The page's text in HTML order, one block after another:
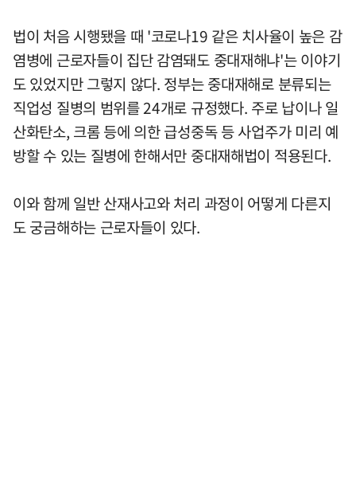
법이 처음 시행됐을 때 '코로나19 같은 치사율이 높은 감
염병에 근로자들이 집단 감염돼도 중대재해냐'는 이야기
도 있었지만 그렇지 않다. 정부는 중대재해로 분류되는
직업성 질병의 범위를 24개로 규정했다. 주로 납이나 일
산화탄소, 크롬 등에 의한 급성중독 등 사업주가 미리 예
방할 수 있는 질병에 한해서만 중대재해법이 적용된다.
이와 함께 일반 산재사고와 처리 과정이 어떻게 다른지
도 궁금해하는 근로자들이 있다.